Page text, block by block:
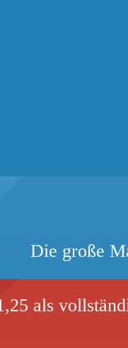
Die große
als